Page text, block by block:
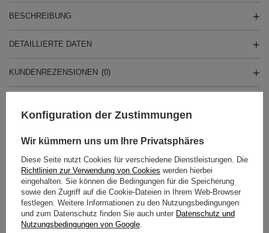
BESCHREIBUNG
DETAILLIERTE DATEN
KUNDENREZENSIONEN (0)
Brauchen Sie Hilfe? Haben Sie Fragen?
umgehend antworten und die
andere veröffentlichen.
EMPFOHLENE PRODUKTE
SONDERANGEBOT
Konfiguration der Zustimmungen
Wir kümmern uns um Ihre Privatsphäres
Diese Seite nutzt Cookies für verschiedene Dienstleistungen. Die
Richtlinien zur Verwendung von Cookies werden hierbei
eingehalten. Sie können die Bedingungen für die Speicherung
sowie den Zugriff auf die Cookie-Dateien in Ihrem Web-Browser
festlegen. Weitere Informationen zu den Nutzungsbedingungen
und zum Datenschutz finden Sie auch unter Datenschutz und
Nutzungsbedingungen von Google.